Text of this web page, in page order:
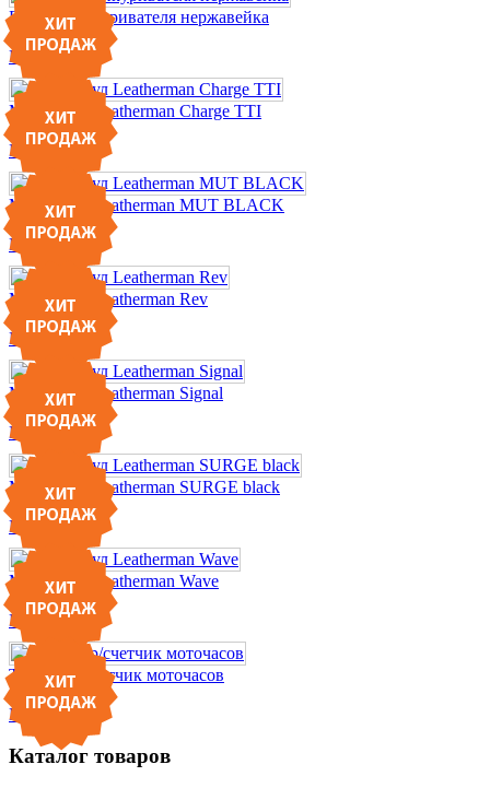
Гнездо прикуривателя нержавейка
223 ГРН
Подробнее
Мультитул Leatherman Charge TTI
10 681 ГРН
Подробнее
Мультитул Leatherman MUT BLACK
12 150 ГРН
Подробнее
Мультитул Leatherman Rev
2 848 ГРН
Подробнее
Мультитул Leatherman Signal
7 210 ГРН
Подробнее
Мультитул Leatherman SURGE black
8 189 ГРН
Подробнее
Мультитул Leatherman Wave
6 364 ГРН
Подробнее
Тахометр/счетчик моточасов
801 ГРН
Подробнее
Каталог товаров